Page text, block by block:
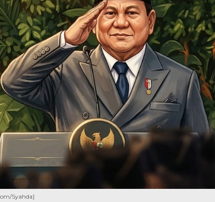
Syahda]